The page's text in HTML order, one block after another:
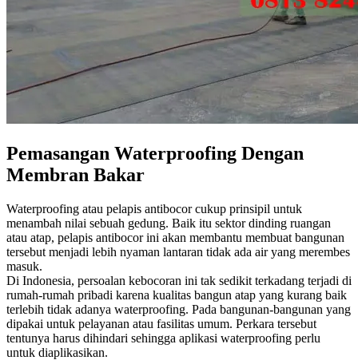
Pemasangan Waterproofing Dengan
Membran Bakar
Waterproofing atau pelapis antibocor cukup prinsipil untuk
menambah nilai sebuah gedung. Baik itu sektor dinding ruangan
atau atap, pelapis antibocor ini akan membantu membuat bangunan
tersebut menjadi lebih nyaman lantaran tidak ada air yang merembes
masuk.
Di Indonesia, persoalan kebocoran ini tak sedikit terkadang terjadi di
rumah-rumah pribadi karena kualitas bangun atap yang kurang baik
terlebih tidak adanya waterproofing. Pada bangunan-bangunan yang
dipakai untuk pelayanan atau fasilitas umum. Perkara tersebut
tentunya harus dihindari sehingga aplikasi waterproofing perlu
untuk diaplikasikan.